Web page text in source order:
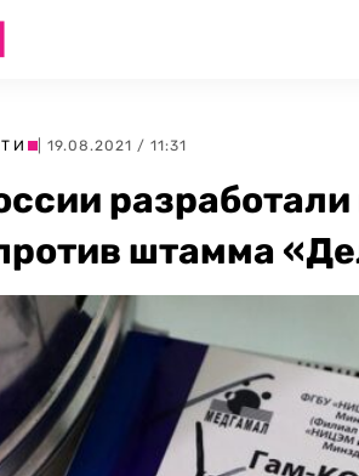
| 19.08.2021 / 11:31
штамма